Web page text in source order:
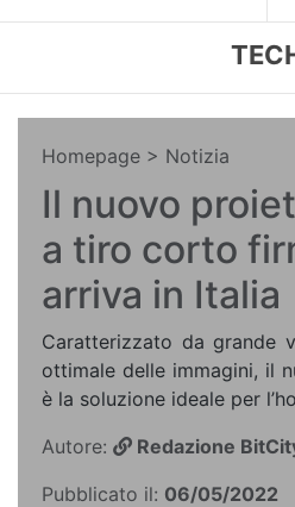
Homepage > Notizia
Il nuovo
a tiro corto
arriva in Italia
Caratterizzato da grande
ottimale delle immagini, il
è la soluzione ideale per
Autore:
Redazione
Pubblicato il: 06/05/2022